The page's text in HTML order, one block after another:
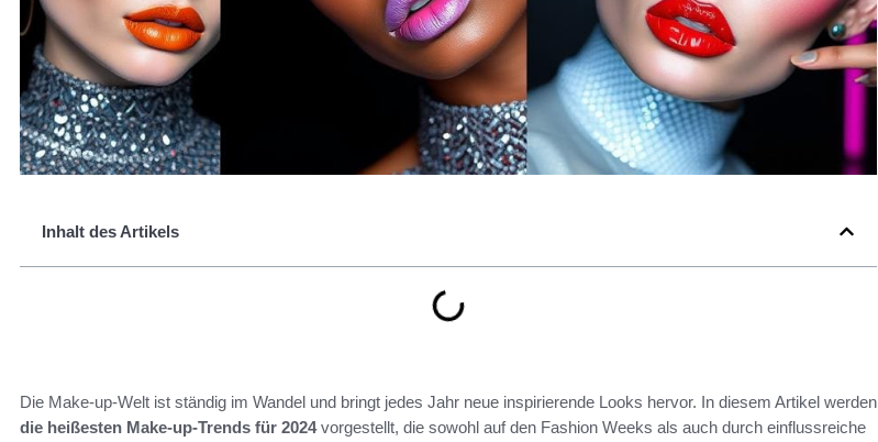
Inhalt des Artikels
Die Make-up-Welt ist ständig im Wandel und bringt jedes Jahr neue inspirierende Looks hervor. In diesem Artikel werden
die heißesten Make-up-Trends für 2024vorgestellt, die sowohl auf den Fashion Weeks als auch durch einflussreiche